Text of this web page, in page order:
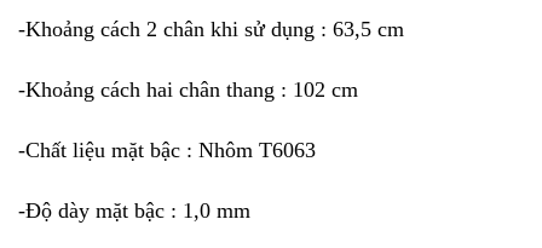
-Khoảng cách 2 chân khi sử dụng : 63,5 cm
-Khoảng cách hai chân thang : 102 cm
-Chất liệu mặt bậc : Nhôm T6063
-Độ dày mặt bậc : 1,0 mm